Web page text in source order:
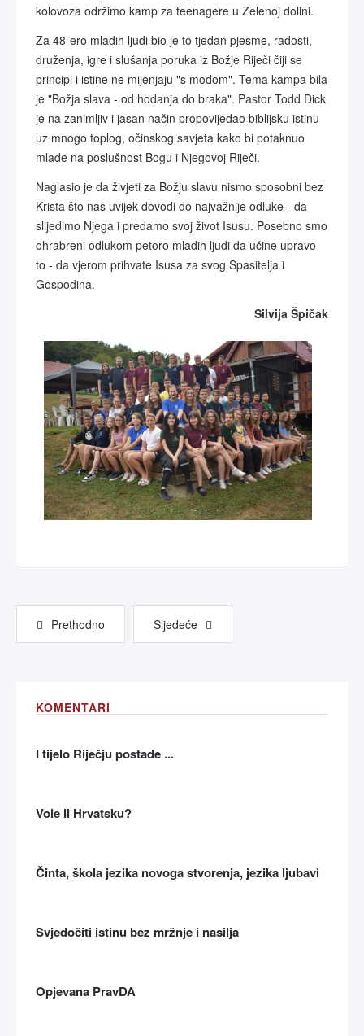
kolovoza održimo kamp za teenagere u Zelenoj dolini.
Za 48-ero mladih ljudi bio je to tjedan pjesme, radosti,
druženja, igre i slušanja poruka iz Božje Riječi čiji se
principi i istine ne mijenjaju "s modom". Tema kampa bila
je "Božja slava - od hodanja do braka". Pastor Todd Dick
je na zanimljiv i jasan način propovijedao biblijsku istinu
uz mnogo toplog, očinskog savjeta kako bi potaknuo
mlade na poslušnost Bogu i Njegovoj Riječi.
Naglasio je da živjeti za Božju slavu nismo sposobni bez
Krista što nas uvijek dovodi do najvažnije odluke - da
slijedimo Njega i predamo svoj život Isusu. Posebno smo
ohrabreni odlukom petoro mladih ljudi da učine upravo
to - da vjerom prihvate Isusa za svog Spasitelja i
Gospodina.
Silvija Špičak
Prethodno Sljedeće
KOMENTARI
I tijelo Riječju postade ...
Vole li Hrvatsku?
Činta, škola jezika novoga stvorenja, jezika ljubavi
Svjedočiti istinu bez mržnje i nasilja
Opjevana PravDA